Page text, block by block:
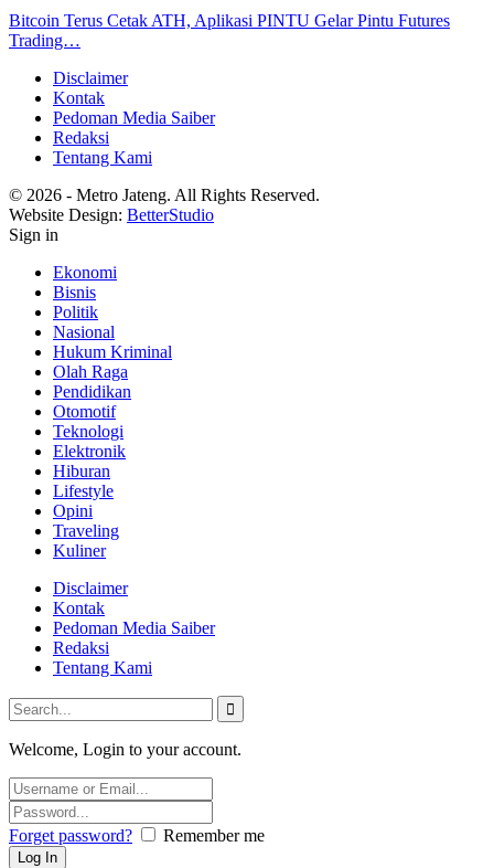
Bitcoin Terus Cetak ATH, Aplikasi PINTU Gelar Pintu Futures
Trading…
Disclaimer
Kontak
Pedoman Media Saiber
Redaksi
Tentang Kami
© 2026 - Metro Jateng. All Rights Reserved.
Website Design: BetterStudio
Sign in
Ekonomi
Bisnis
Politik
Nasional
Hukum Kriminal
Olah Raga
Pendidikan
Otomotif
Teknologi
Elektronik
Hiburan
Lifestyle
Opini
Traveling
Kuliner
Disclaimer
Kontak
Pedoman Media Saiber
Redaksi
Tentang Kami
Welcome, Login to your account.
Forget password? Remember me